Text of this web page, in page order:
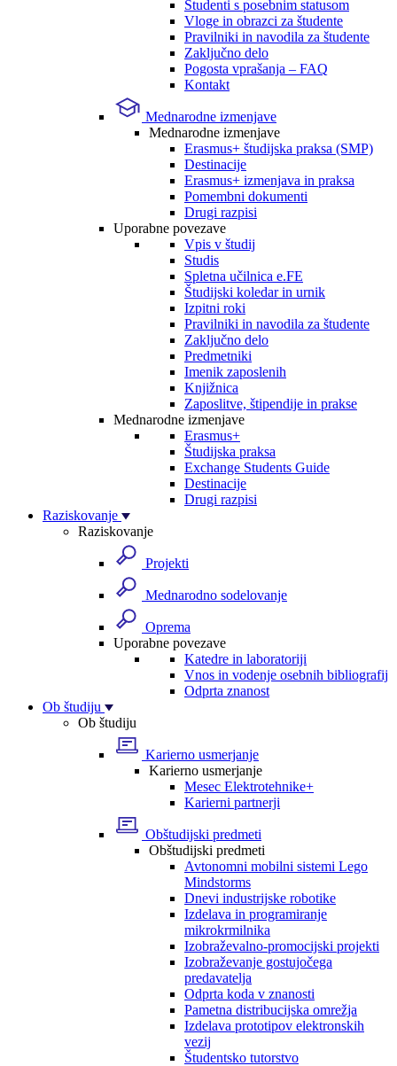
Študenti s posebnim statusom
Vloge in obrazci za študente
Pravilniki in navodila za študente
Zaključno delo
Pogosta vprašanja – FAQ
Kontakt
Mednarodne izmenjave
Mednarodne izmenjave
Erasmus+ študijska praksa (SMP)
Destinacije
Erasmus+ izmenjava in praksa
Pomembni dokumenti
Drugi razpisi
Uporabne povezave
Vpis v študij
Studis
Spletna učilnica e.FE
Študijski koledar in urnik
Izpitni roki
Pravilniki in navodila za študente
Zaključno delo
Predmetniki
Imenik zaposlenih
Knjižnica
Zaposlitve, štipendije in prakse
Mednarodne izmenjave
Erasmus+
Študijska praksa
Exchange Students Guide
Destinacije
Drugi razpisi
Raziskovanje
Raziskovanje
Projekti
Mednarodno sodelovanje
Oprema
Uporabne povezave
Katedre in laboratoriji
Vnos in vodenje osebnih bibliografij
Odprta znanost
Ob študiju
Ob študiju
Karierno usmerjanje
Karierno usmerjanje
Mesec Elektrotehnike+
Karierni partnerji
Obštudijski predmeti
Obštudijski predmeti
Avtonomni mobilni sistemi Lego
Mindstorms
Dnevi industrijske robotike
Izdelava in programiranje
mikrokrmilnika
Izobraževalno-promocijski projekti
Izobraževanje gostujočega
predavatelja
Odprta koda v znanosti
Pametna distribucijska omrežja
Izdelava prototipov elektronskih
vezij
Študentsko tutorstvo